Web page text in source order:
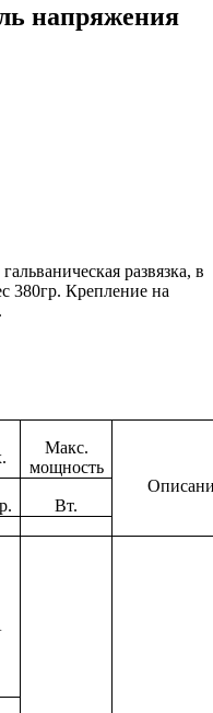
напряжения
развязка, в
380гр. Крепление на
Макс.
мощность
Вт.